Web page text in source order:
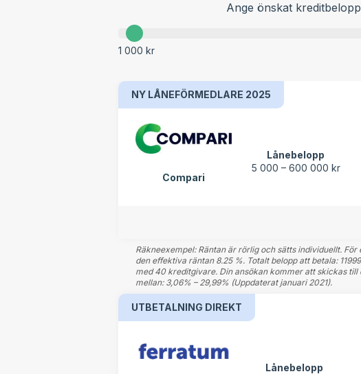
Ange önskat
1 000 kr
NY LÅNEFÖRMEDLARE 2025
Compari
Lånebelopp
5 000 – 600 000 kr
Räkneexempel: Räntan är rörlig och sätts individuellt.
den effektiva räntan 8.25 %. Totalt belopp att betala:
med 40 kreditgivare. Din ansökan kommer att skickas
mellan: 3,06% – 29,99% (Uppdaterat januari 2021).
UTBETALNING DIREKT
Lånebelopp